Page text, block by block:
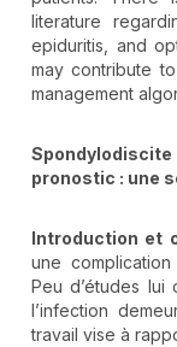
literature
epiduritis, and
may contribute
management
pronostic : une
Introduction et
une
Peu d’études
l’infection
travail vise à